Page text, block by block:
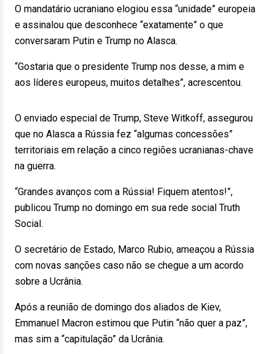
O mandatário ucraniano elogiou essa “unidade” europeia
e assinalou que desconhece “exatamente” o que
conversaram Putin e Trump no Alasca.
“Gostaria que o presidente Trump nos desse, a mim e
aos líderes europeus, muitos detalhes”, acrescentou.
O enviado especial de Trump, Steve Witkoff, assegurou
que no Alasca a Rússia fez “algumas concessões”
territoriais em relação a cinco regiões ucranianas-chave
na guerra.
“Grandes avanços com a Rússia! Fiquem atentos!”,
publicou Trump no domingo em sua rede social Truth
Social.
O secretário de Estado, Marco Rubio, ameaçou a Rússia
com novas sanções caso não se chegue a um acordo
sobre a Ucrânia.
Após a reunião de domingo dos aliados de Kiev,
Emmanuel Macron estimou que Putin “não quer a paz”,
mas sim a “capitulação” da Ucrânia.